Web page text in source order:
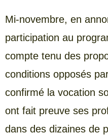
Mi-novembre, en
participation au
compte tenu des
conditions opposés
confirmé la vocation
ont fait preuve ses
dans des dizaines de